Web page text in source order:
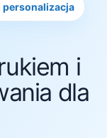
personalizacja
i
dla